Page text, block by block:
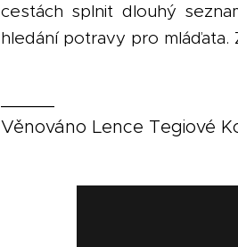
cestách splnit dlouhý
hledání potravy pro mláďata.
Věnováno Lence Tegiové